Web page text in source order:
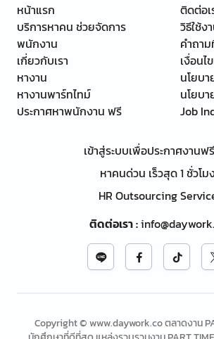
หน้าแรก
บริการหาคน ช่วยจัดการ
พนักงาน
เกี่ยวกับเรา
หางาน
หางานพาร์ทไทม์
ประกาศหาพนักงาน ฟรี
ติดต่อเ
วิธีใช้ง
คำถา
เงื่อน
นโยบ
นโยบ
Job
เข้าสู่ระบบเพื่อประกาศงานฟรี
หาคนด่วน เร็วสุด 1 ชั่วโม
HR Outsourcing
ติดต่อเรา:
Copyright © www.daywork.co ตลาดงาน